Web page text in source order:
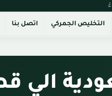
التخليص الجمركي اتصل بنا
الي